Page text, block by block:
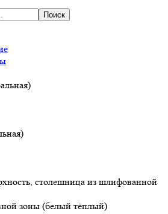
Поиск
столешница из шлифованной
зоны (белый тёплый)